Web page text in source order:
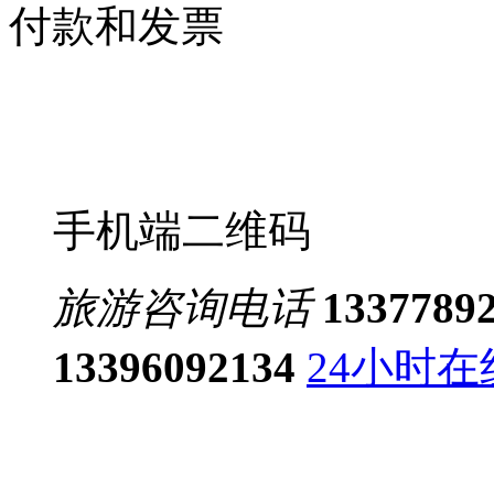
付款和发票
手机端二维码
旅游咨询电话
13396092134 24小时在